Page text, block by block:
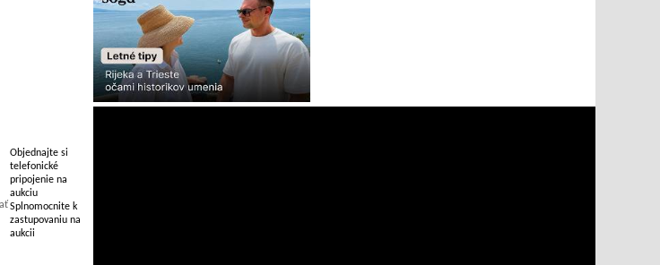
Objednajte si
telefonické
pripojenie na
aukciu
Splnomocnite k
zastupovaniu na
aukcii